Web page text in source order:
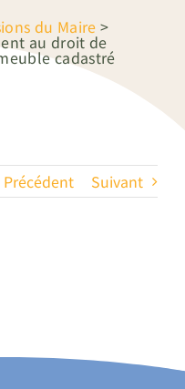
du Maire >
au droit de
cadastré
Précédent Suivant